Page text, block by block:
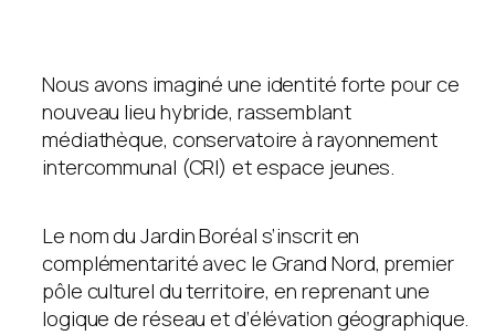
Nous avons imaginé une identité forte pour ce
nouveau lieu hybride, rassemblant
médiathèque, conservatoire à rayonnement
intercommunal (CRI) et espace jeunes.
Le nom du Jardin Boréal s’inscrit en
complémentarité avec le Grand Nord, premier
pôle culturel du territoire, en reprenant une
logique de réseau et d’élévation géographique.